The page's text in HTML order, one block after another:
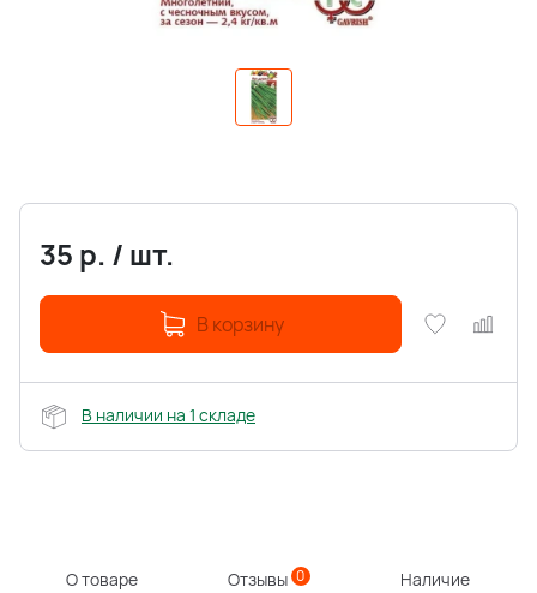
35 р. / шт.
В корзину
В наличии на 1 складе
О товаре Отзывы 0 Наличие